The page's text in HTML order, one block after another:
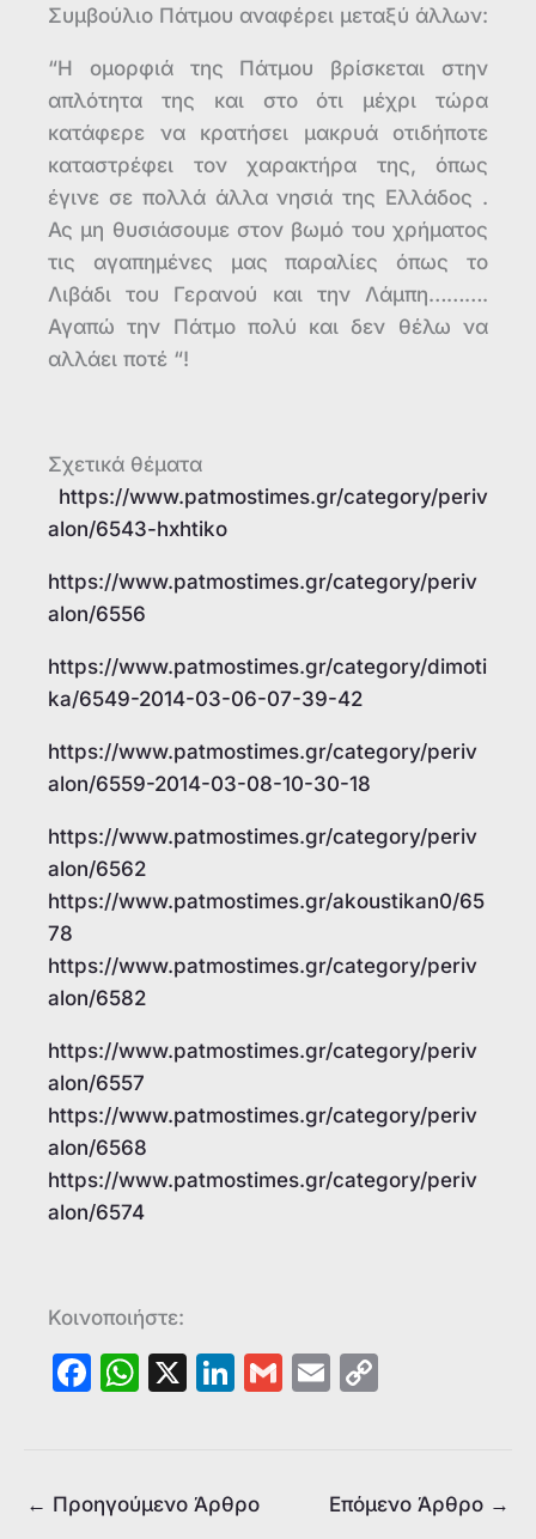
Συμβούλιο Πάτμου αναφέρει μεταξύ άλλων:
“Η ομορφιά της Πάτμου βρίσκεται στην
απλότητα της και στο ότι μέχρι τώρα
κατάφερε να κρατήσει μακρυά οτιδήποτε
καταστρέφει τον χαρακτήρα της, όπως
έγινε σε πολλά άλλα νησιά της Ελλάδος .
Ας μη θυσιάσουμε στον βωμό του χρήματος
τις αγαπημένες μας παραλίες όπως το
Λιβάδι του Γερανού και την Λάμπη……….
Αγαπώ την Πάτμο πολύ και δεν θέλω να
αλλάει ποτέ “!
Σχετικά θέματα
https://www.patmostimes.gr/category/periv
alon/6543-hxhtiko
https://www.patmostimes.gr/category/periv
alon/6556
https://www.patmostimes.gr/category/dimoti
ka/6549-2014-03-06-07-39-42
https://www.patmostimes.gr/category/periv
alon/6559-2014-03-08-10-30-18
https://www.patmostimes.gr/category/periv
alon/6562
https://www.patmostimes.gr/akoustikan0/65
78
https://www.patmostimes.gr/category/periv
alon/6582
https://www.patmostimes.gr/category/periv
alon/6557
https://www.patmostimes.gr/category/periv
alon/6568
https://www.patmostimes.gr/category/periv
alon/6574
Κοινοποιήστε:
F
e
b
W
s
A
X
Li
e
dI
G
E
l
y
Li
← Προηγούμενο Άρθρο Επόμενο Άρθρο →